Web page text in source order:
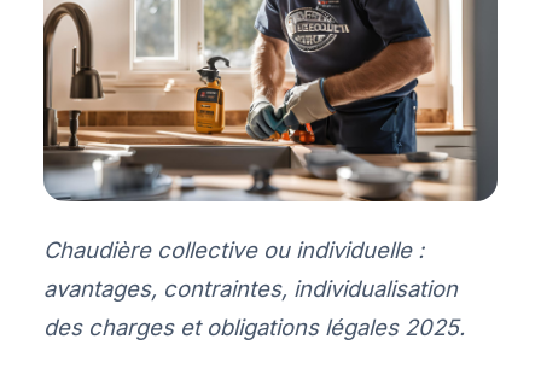
Chaudière collective ou individuelle :
avantages, contraintes, individualisation
des charges et obligations légales 2025.